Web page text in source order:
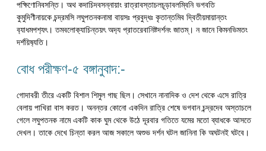
পক্ষিণোনিবসন্তি। অথ কদাচিদবসন্নায়াং রাত্রাবস্তাচলচূড়াবলম্বিনি ভগবতি
কুমুদিণীনায়কে চন্দ্রমসি লঘুপতনকনামা বায়সঃ প্রবুদ্ধঃ কৃতান্তমিব দ্বিতীয়মায়ান্তং
ব‍্যাধমপশ‍্য‍ৎ। তমবলোক‍্যাচিন্তয়ৎ অদ‍্য প্রাতরেবানিষ্টদর্শনং জাতম্। ন জানে কিমনভিমতং
দর্শয়িষ‍্যতি।
বোধ পরীক্ষণ-৫ বঙ্গানুবাদ:-
গোদাবরী তীরে একটি বিশাল শিমুল গাছ ছিল। সেখানে নানাদিক ও দেশ থেকে এসে রাত্রি
বেলায় পাখিরা বাস করত। অনন্তর কোনো একদিন রাত্রি শেষে ভগবান চন্দ্রদেব অস্তাচলে
গেলে লঘুপতনক নামে একটি কাক ঘুম থেকে উঠে দূরবার গতিতে যমের মতো ব্যাধকে আসতে
দেখল। তাকে দেখে চিন্তা করল আজ সকালে অশুভ দর্শন ঘটল জানিনা কি অঘটনই ঘটবে।